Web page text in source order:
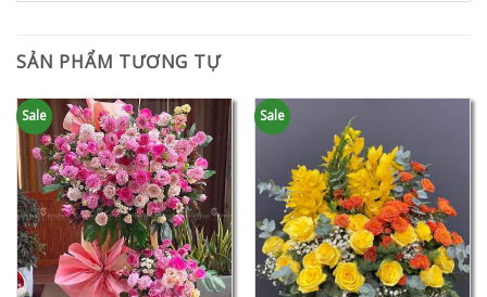
SẢN PHẨM TƯƠNG TỰ
Sale Sale